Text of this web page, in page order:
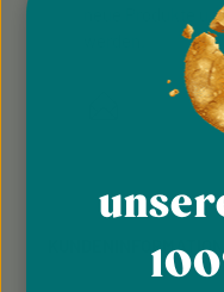
neue Produkte
E-Mail-Adresse*
Ich habe die
Kenntnis
mit ihnen
Pflichtfelder.
KUNDENINFORMATION